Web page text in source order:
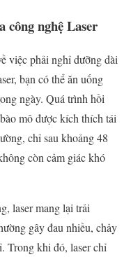
công nghệ Laser
việc phải nghỉ dưỡng dài
bạn có thể ăn uống
ngày. Quá trình hồi
mô được kích thích tái
chỉ sau khoảng 48
còn cảm giác khó
laser mang lại trải
gây đau nhiều, chảy
Trong khi đó, laser chỉ